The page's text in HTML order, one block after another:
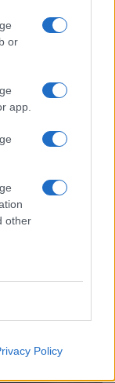
or
app.
other
Policy
fee,